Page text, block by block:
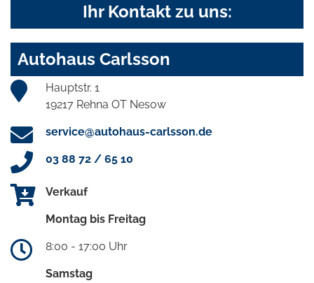
Ihr Kontakt zu uns:
Autohaus Carlsson
Hauptstr. 1
19217 Rehna OT Nesow
service@autohaus-carlsson.de
03 88 72 / 65 10
Verkauf
Montag bis Freitag
8:00 - 17:00 Uhr
Samstag